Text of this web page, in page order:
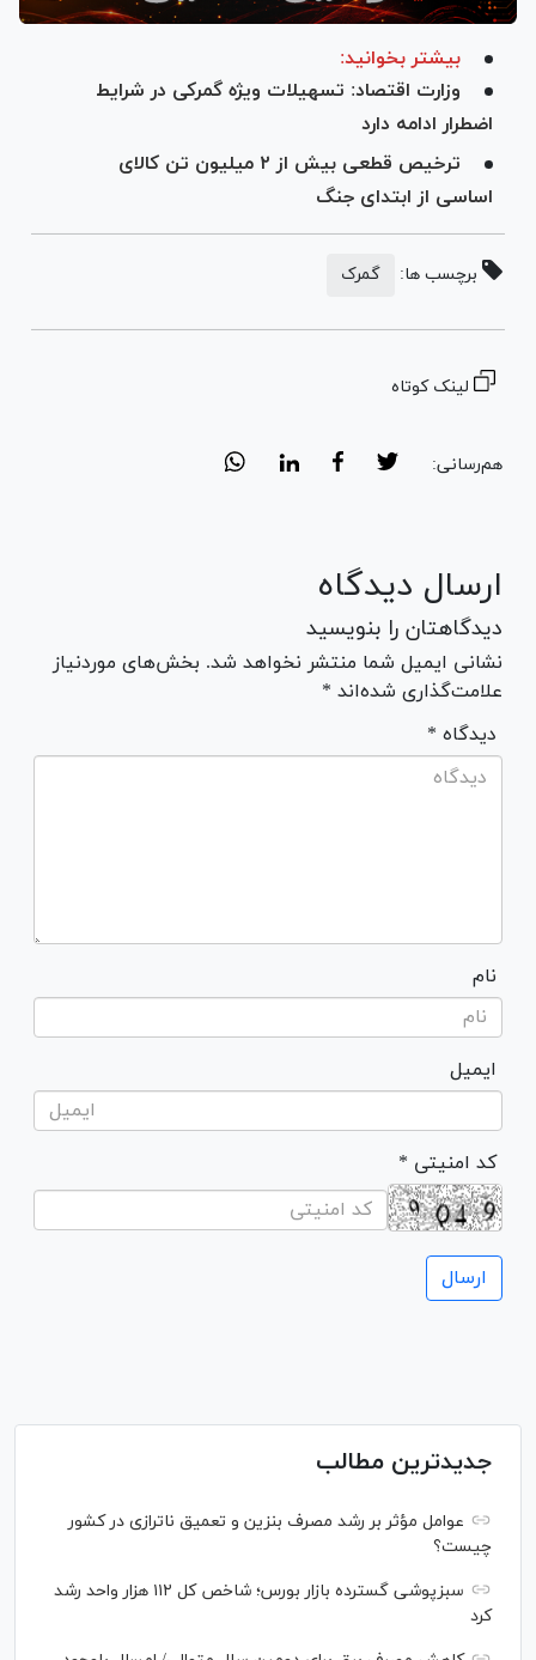
بیشتر بخوانید:
وزارت اقتصاد: تسهیلات ویژه گمرکی در شرایط
اضطرار ادامه دارد
ترخیص قطعی بیش از ۲ میلیون تن کالای
اساسی از ابتدای جنگ
برچسب ها: گمرک
لینک کوتاه
هم‌رسانی:
ارسال دیدگاه
دیدگاهتان را بنویسید
نشانی ایمیل شما منتشر نخواهد شد. بخش‌های موردنیاز
علامت‌گذاری شده‌اند *
* دیدگاه
نام
ایمیل
* کد امنیتی
جدیدترین مطالب
عوامل مؤثر بر رشد مصرف بنزین و تعمیق ناترازی در کشور
چیست؟
سبزپوشی گسترده بازار بورس؛ شاخص کل ۱۱۲ هزار واحد رشد
کرد